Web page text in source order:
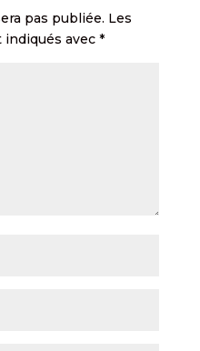
pas publiée. Les
avec *